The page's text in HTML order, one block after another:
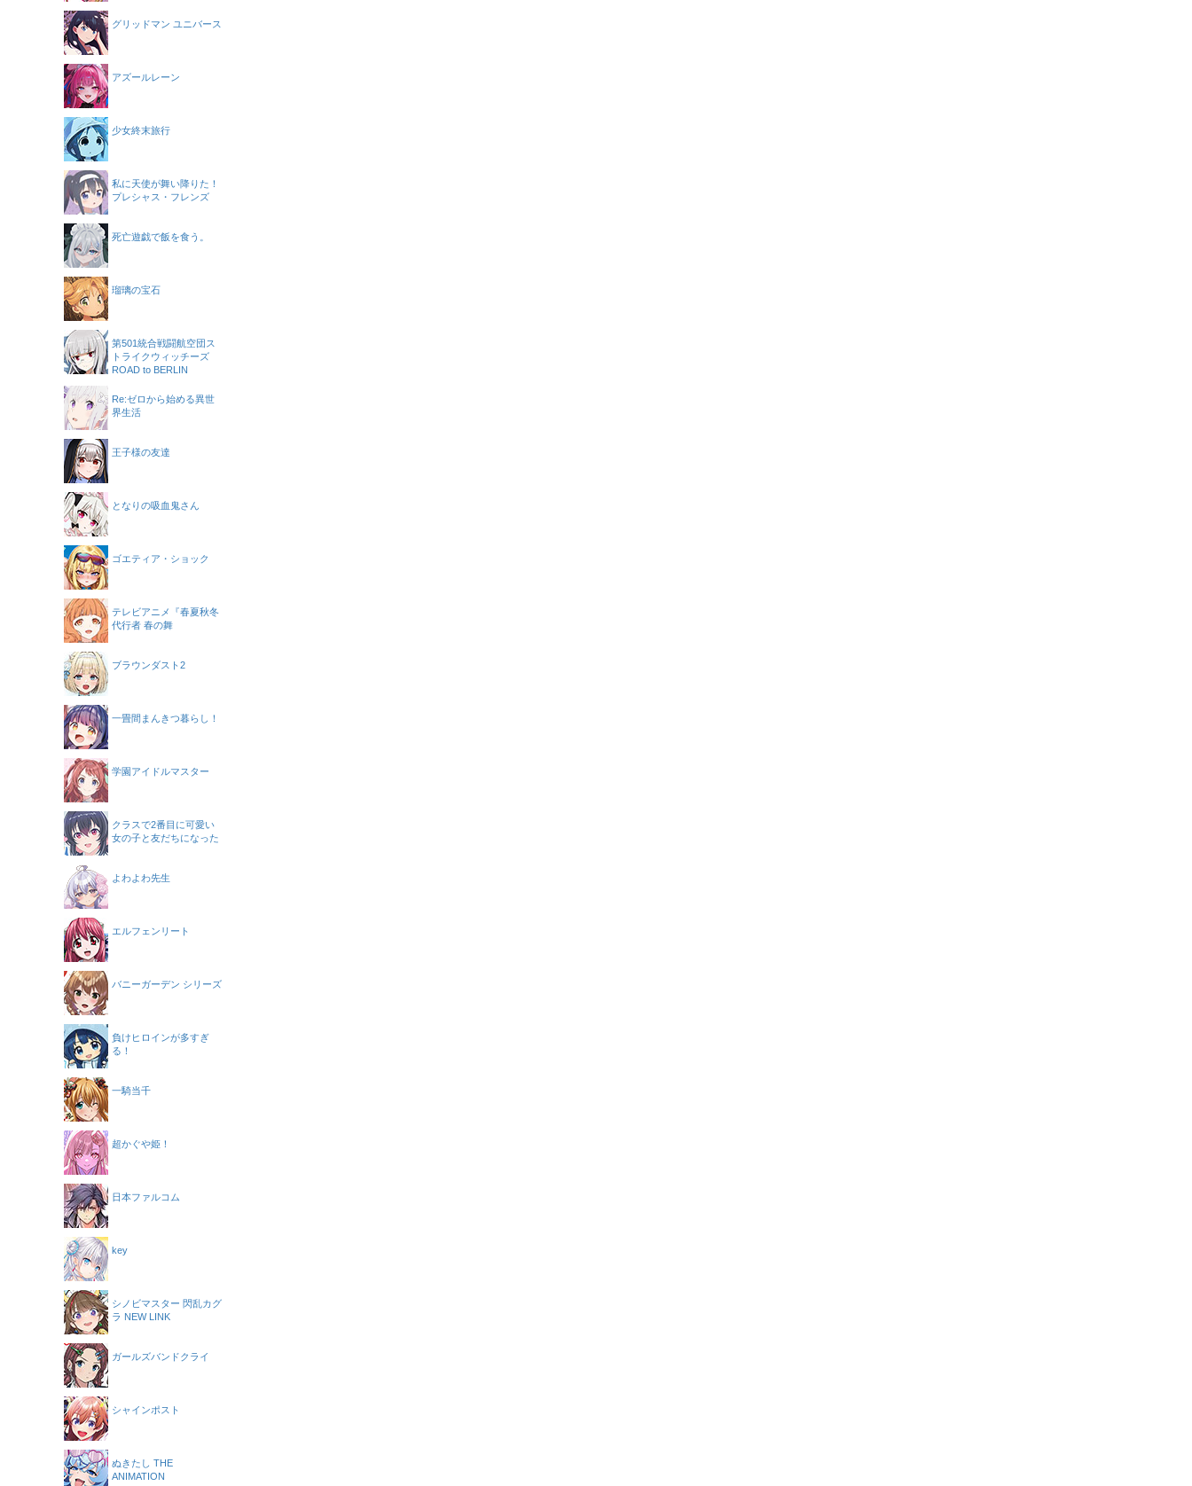
グリッドマン ユニバース
アズールレーン
少女終末旅行
私に天使が舞い降りた！
プレシャス・フレンズ
死亡遊戯で飯を食う。
瑠璃の宝石
第501統合戦闘航空団ス
トライクウィッチーズ
ROAD to BERLIN
Re:ゼロから始める異世
界生活
王子様の友達
となりの吸血鬼さん
ゴエティア・ショック
テレビアニメ『春夏秋冬
代行者 春の舞
ブラウンダスト2
一畳間まんきつ暮らし！
学園アイドルマスター
クラスで2番目に可愛い
女の子と友だちになった
よわよわ先生
エルフェンリート
バニーガーデン シリーズ
負けヒロインが多すぎ
る！
一騎当千
超かぐや姫！
日本ファルコム
key
シノビマスター 閃乱カグ
ラ NEW LINK
ガールズバンドクライ
シャインポスト
ぬきたし THE
ANIMATION